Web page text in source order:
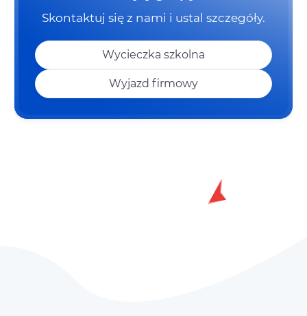
Skontaktuj się z nami i ustal szczegóły.
Wycieczka szkolna
Wyjazd firmowy